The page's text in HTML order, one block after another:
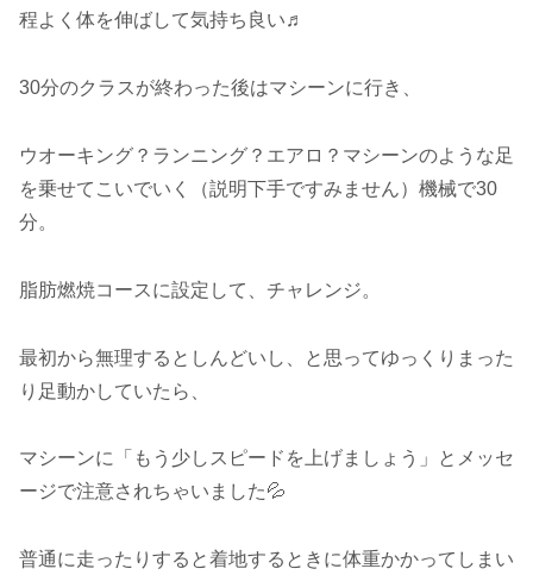
程よく体を伸ばして気持ち良い♬
30分のクラスが終わった後はマシーンに行き、
ウオーキング？ランニング？エアロ？マシーンのような足
を乗せてこいでいく（説明下手ですみません）機械で30
分。
脂肪燃焼コースに設定して、チャレンジ。
最初から無理するとしんどいし、と思ってゆっくりまった
り足動かしていたら、
マシーンに「もう少しスピードを上げましょう」とメッセ
ージで注意されちゃいました💦
普通に走ったりすると着地するときに体重かかってしまい